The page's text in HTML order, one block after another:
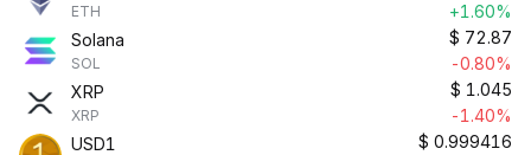
ETH
+1.60%
Solana
SOL
$ 72.87
-0.80%
XRP
XRP
$ 1.045
-1.40%
USD1
$ 0.999416